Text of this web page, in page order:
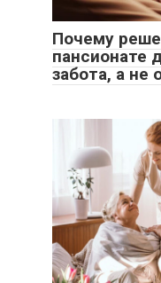
Почему
пансионате
забота, а не